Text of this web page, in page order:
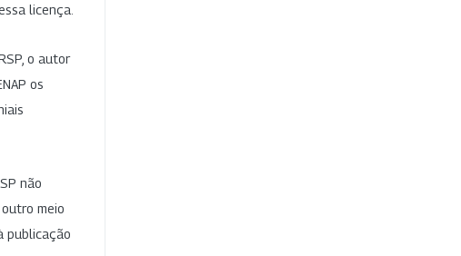
licença.
o autor
os
não
meio
publicação